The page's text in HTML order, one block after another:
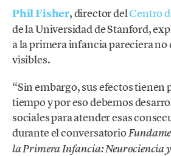
Phil Fisher, director delCentro
de la Universidad de Stanford,
a la primera infancia pareciera no
visibles.
“Sin embargo, sus efectos tienen
tiempo y por eso debemos
sociales para atender esas
durante el conversatorio
la Primera Infancia: Neurociencia